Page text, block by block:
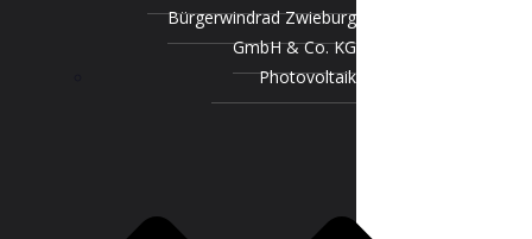
Bürgerwindrad Zwieburg
GmbH & Co. KG
Photovoltaik